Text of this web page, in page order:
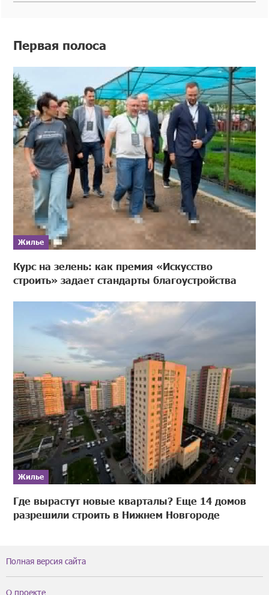
Первая полоса
Жилье
Курс на зелень: как премия «Искусство
строить» задает стандарты благоустройства
Жилье
Где вырастут новые кварталы? Еще 14 домов
разрешили строить в Нижнем Новгороде
Полная версия сайта
О проекте